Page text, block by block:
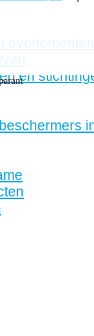
evenementen
en